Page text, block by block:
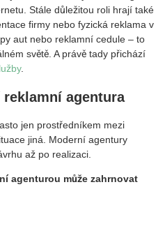
Stále důležitou roli hrají také
firmy nebo fyzická reklama v
aut nebo reklamní cedule – to
světě. A právě tady přichází
.
agentura
jen prostředníkem mezi
jiná. Moderní agentury
až po realizaci.
agenturou může zahrnovat